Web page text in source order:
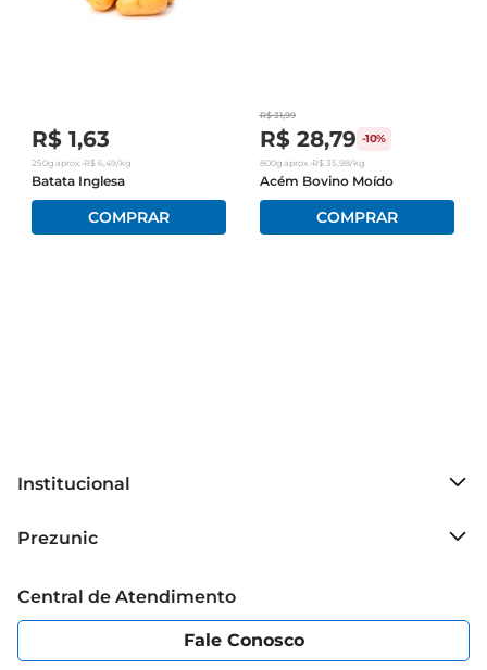
R$ 1,63
250g aprox. •R$ 6,49/kg
Batata Inglesa
R$ 31,99
R$ 28,79 -10%
800gaprox. •R$ 35,98/kg
Acém Bovino Moído
Institucional
Grupo Cencosud
Política de Privacidade
Portal do fornecedor
Prezunic
Código de Ética
App Prezunic
Central de Atendimento
Fale Conosco